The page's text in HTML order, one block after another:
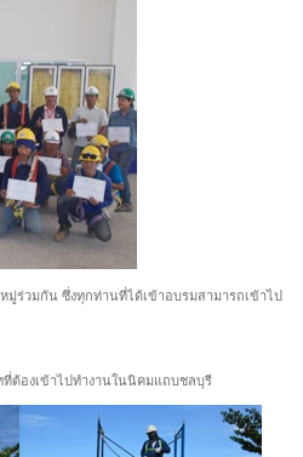
มู่ร่วมกัน ซึ่งทุกท่านที่ได้เข้าอบรมสามารถเข้าไป
ต้องเข้าไปทำงานในนิคมแถบชลบุรี